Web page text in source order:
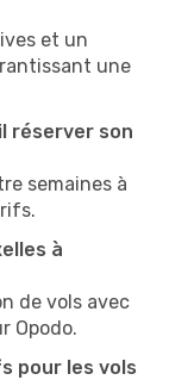
et un
une
réserver son
semaines à
à
de vols avec
Opodo.
pour les vols